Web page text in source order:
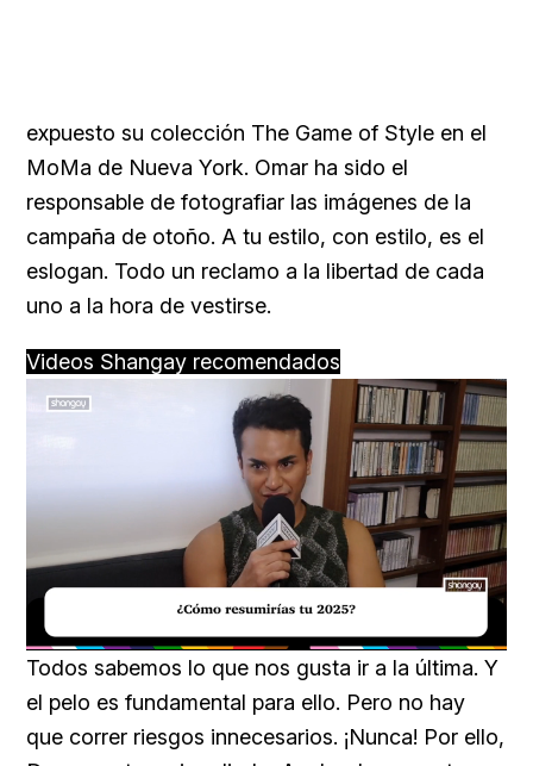
expuesto su colección The Game of Style en el
MoMa de Nueva York. Omar ha sido el
responsable de fotografiar las imágenes de la
campaña de otoño. A tu estilo, con estilo, es el
eslogan. Todo un reclamo a la libertad de cada
uno a la hora de vestirse.
Videos Shangay recomendados
Unmute Loaded:
43.75%
Todos sabemos lo que nos gusta ir a la última. Y
el pelo es fundamental para ello. Pero no hay
que correr riesgos innecesarios. ¡Nunca! Por ello,